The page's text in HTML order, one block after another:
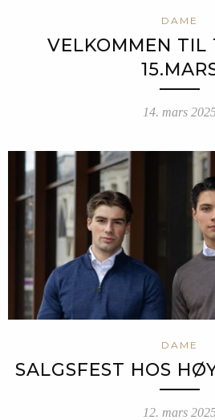
DAME
VELKOMMEN TIL
14. mars
DAME
SALGSFEST HOS
12. mars